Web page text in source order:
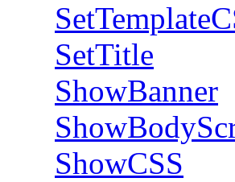
SetTitle
ShowBanner
ShowCSS